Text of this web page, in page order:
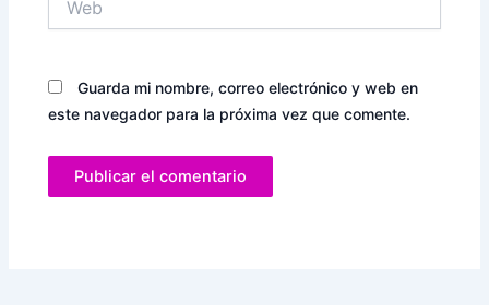
Guarda mi nombre, correo electrónico y web en
este navegador para la próxima vez que comente.